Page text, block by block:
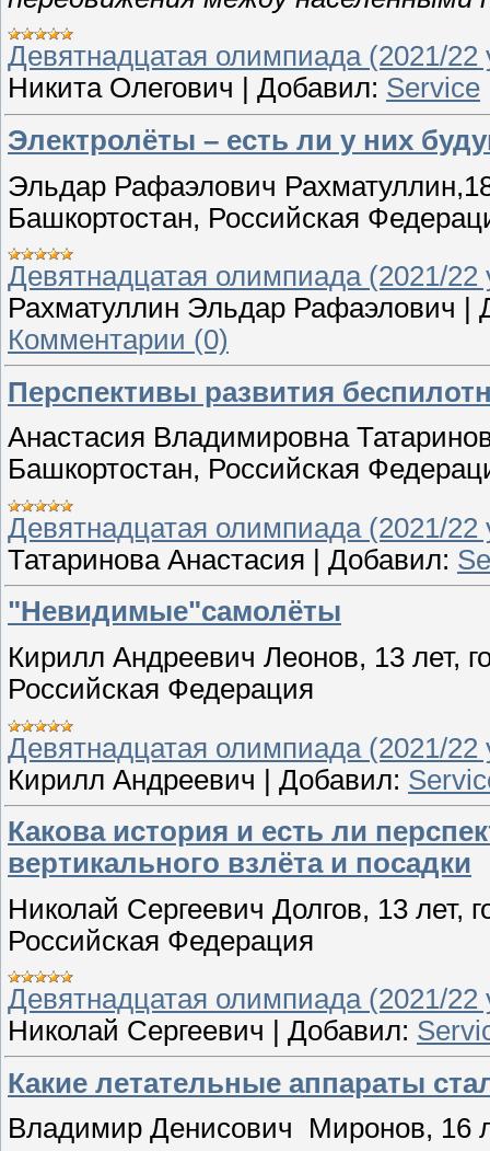
Девятнадцатая олимпиада (2021/22
Никита Олегович
Добавил: Service
Электролёты – есть ли у них
Эльдар Рафаэлович
Башкортостан, Российская
Девятнадцатая олимпиада (2021/22
Рахматуллин Эльдар Рафаэлович
Комментарии (0)
Перспективы развития
Анастасия Владимировна
Башкортостан, Российская
Девятнадцатая олимпиада (2021/22
Татаринова Анастасия
Добавил:
"Невидимые"самолёты
Кирилл Андреевич Леонов, 13 лет,
Российская Федерация
Девятнадцатая олимпиада (2021/22
Кирилл Андреевич | Добавил:
Какова история и есть ли
вертикального взлёта и посадки
Николай Сергеевич Долгов, 13 лет,
Российская Федерация
Девятнадцатая олимпиада (2021/22
Николай Сергеевич
Добавил:
Какие летательные аппараты
Владимир Денисович Миронов, 16